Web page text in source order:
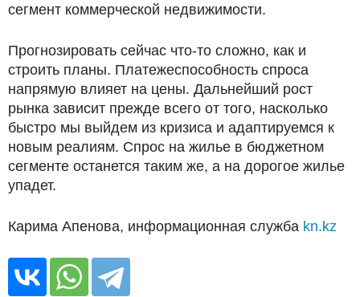
сегмент коммерческой недвижимости.
Прогнозировать сейчас что-то сложно, как и
строить планы. Платежеспособность спроса
напрямую влияет на цены. Дальнейший рост
рынка зависит прежде всего от того, насколько
быстро мы выйдем из кризиса и адаптируемся к
новым реалиям. Спрос на жилье в бюджетном
сегменте останется таким же, а на дорогое жилье
упадет.
Карима Апенова, информационная служба kn.kz